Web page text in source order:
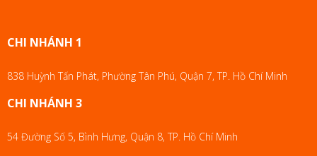
CHI NHÁNH 1
838 Huỳnh Tấn Phát, Phường Tân Phú, Quận 7, TP. Hồ Chí Minh
CHI NHÁNH 3
54 Đường Số 5, Bình Hưng, Quận 8, TP. Hồ Chí Minh